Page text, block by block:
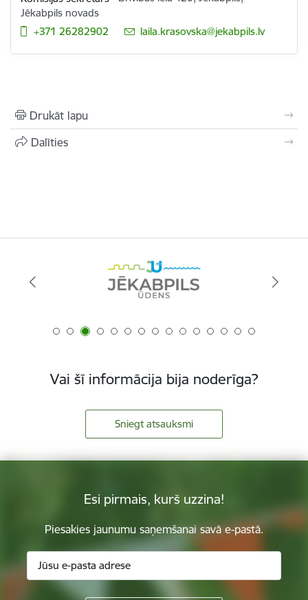
Jēkabpils novads
+371 26282902
E-pasts:
laila.krasovska@jekabpils.lv
Drukāt lapu
Dalīties
Vai šī informācija bija noderīga?
Sniegt atsauksmi
Esi pirmais, kurš uzzina!
Piesakies jaunumu saņemšanai savā e-pastā.